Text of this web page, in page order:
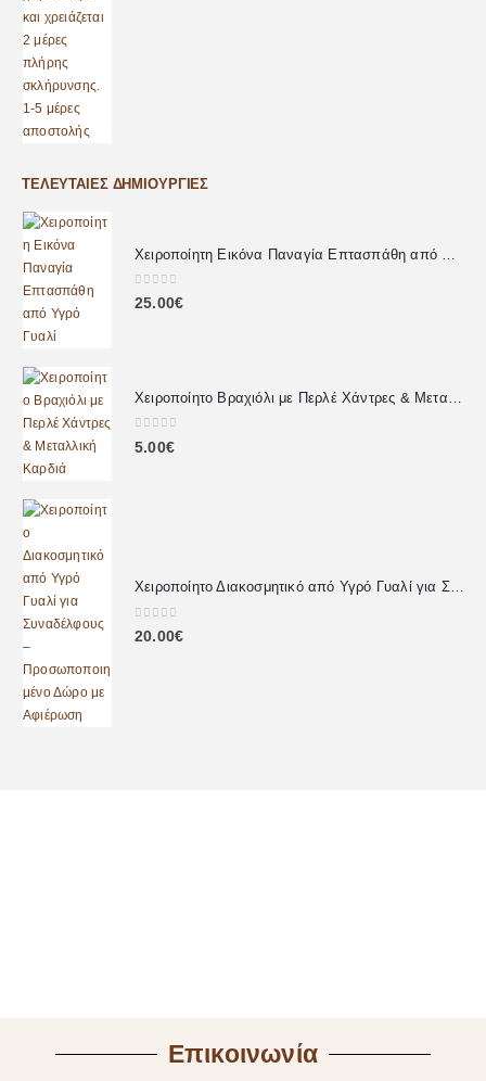
ΤΕΛΕΥΤΑΊΕΣ ΔΗΜΙΟΥΡΓΊΕΣ
0out of 5
25.00€
0 out of 5
5.00€
Χειροποίητο Διακοσμητικό από Υγρό Γυαλί για Συναδέλφους – Προσωποποιημένο Δώρο με Αφιέρωση
0out of 5
20.00€
Επικοινωνία